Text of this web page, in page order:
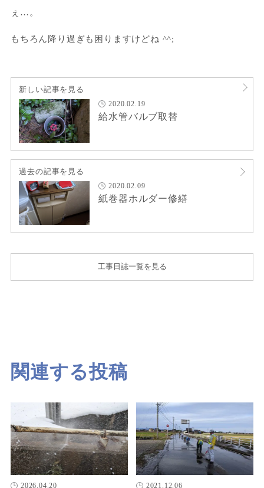
ぇ…。
もちろん降り過ぎも困りますけどね ^^;
新しい記事を見る
2020.02.19
給水管バルブ取替
過去の記事を見る
2020.02.09
紙巻器ホルダー修繕
工事日誌一覧を見る
関連する投稿
2026.04.20 2021.12.06